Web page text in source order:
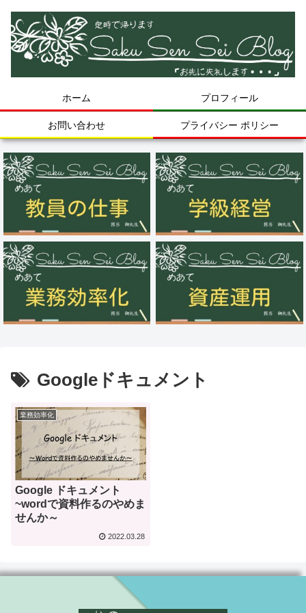
ホーム プロフィール
お問い合わせ プライバシー ポリシー
Googleドキュメント
業務効率化
Google ドキュメント
~wordで資料作るのやめま
せんか～
2022.03.28